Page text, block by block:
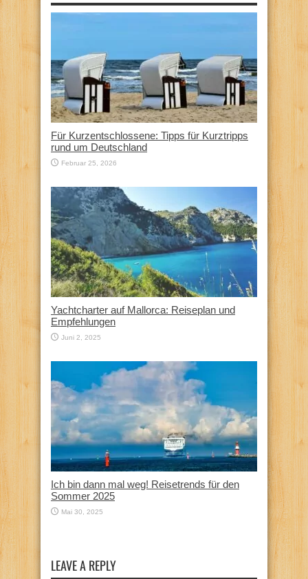
Für Kurzentschlossene: Tipps für Kurztripps
rund um Deutschland
Februar 25, 2026
Yachtcharter auf Mallorca: Reiseplan und
Empfehlungen
Juni 2, 2025
Ich bin dann mal weg! Reisetrends für den
Sommer 2025
Mai 30, 2025
LEAVE A REPLY